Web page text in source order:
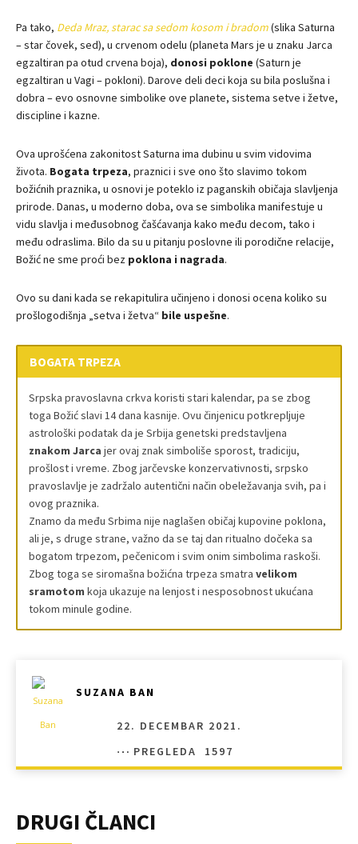
Pa tako, Deda Mraz, starac sa sedom kosom i bradom(slika Saturna
– star čovek, sed), u crvenom odelu (planeta Mars je u znaku Jarca
egzaltiran pa otud crvena boja), donosi poklone (Saturn je
egzaltiran u Vagi – pokloni). Darove deli deci koja su bila poslušna i
dobra – evo osnovne simbolike ove planete, sistema setve i žetve,
discipline i kazne.
Ova uprošćena zakonitost Saturna ima dubinu u svim vidovima
života. Bogata trpeza, praznici i sve ono što slavimo tokom
božićnih praznika, u osnovi je poteklo iz paganskih običaja slavljenja
prirode. Danas, u moderno doba, ova se simbolika manifestuje u
vidu slavlja i međusobnog čašćavanja kako među decom, tako i
među odraslima. Bilo da su u pitanju poslovne ili porodične relacije,
Božić ne sme proći bez poklona i nagrada.
Ovo su dani kada se rekapitulira učinjeno i donosi ocena koliko su
prošlogodišnja „setva i žetva“ bile uspešne.
BOGATA TRPEZA
Srpska pravoslavna crkva koristi stari kalendar, pa se zbog
toga Božić slavi 14 dana kasnije. Ovu činjenicu potkrepljuje
astrološki podatak da je Srbija genetski predstavljena
znakom Jarca jer ovaj znak simboliše sporost, tradiciju,
prošlost i vreme. Zbog jarčevske konzervativnosti, srpsko
pravoslavlje je zadržalo autentični način obeležavanja svih, pa i
ovog praznika.
Znamo da među Srbima nije naglašen običaj kupovine poklona,
ali je, s druge strane, važno da se taj dan ritualno dočeka sa
bogatom trpezom, pečenicom i svim onim simbolima raskoši.
Zbog toga se siromašna božićna trpeza smatra velikom
sramotom koja ukazuje na lenjost i nesposobnost ukućana
tokom minule godine.
SUZANA BAN
22. DECEMBAR 2021.
PREGLEDA
1597
DRUGI ČLANCI